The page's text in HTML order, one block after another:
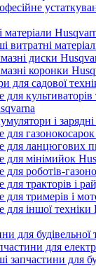
матеріали
витратні
диски
коронки
для садової
для культиваторів
і
для
для ланцюгових
для мінімийок
для роботів-
для тракторів і
для тримерів і
для іншої техніки
для будівельної
для
запчастини для